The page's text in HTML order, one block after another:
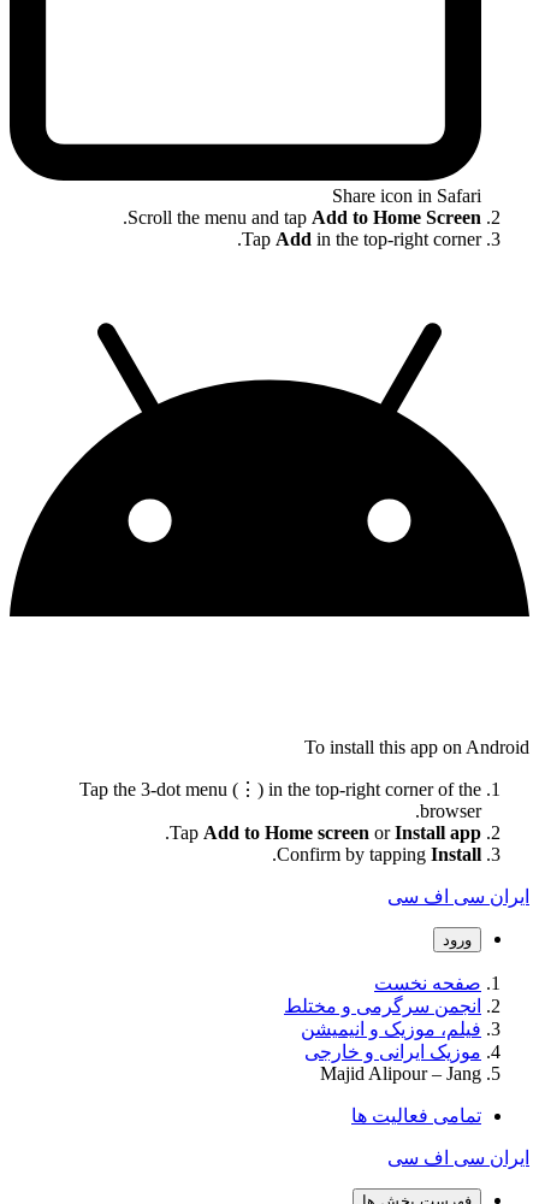
Share icon in Safari
Scroll the menu and tap Add to Home Screen
.
Tap Add in the top-right corner.
To install this app on Android
Tap the 3-dot menu (⋮) in the top-right corner of the
browser.
Tap Add to Home screen orInstall app
.
Confirm by tapping Install
.
ایران سی اف سی
ورود
صفحه نخست
انجمن سرگرمی و مختلط
فیلم، موزیک و انیمیشن
موزیک ایرانی و خارجی
Majid Alipour – Jang
تمامی فعالیت ها
ایران سی اف سی